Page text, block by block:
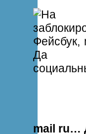
mail ru…